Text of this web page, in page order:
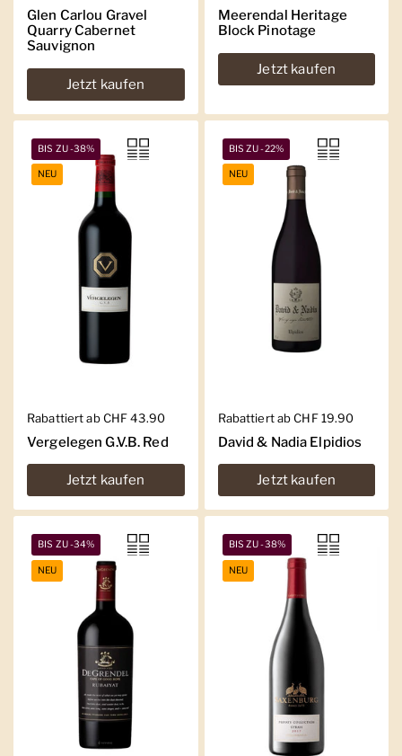
Glen Carlou Gravel
Quarry Cabernet
Sauvignon
Jetzt kaufen
Meerendal Heritage
Block Pinotage
Jetzt kaufen
Regulärer Preis
Rabattiert ab CHF 43.90
Vergelegen G.V.B. Red
Jetzt kaufen
BIS ZU -38%
NEU
Regulärer Preis
Rabattiert ab CHF 19.90
David & Nadia Elpidios
Jetzt kaufen
BIS ZU -22%
NEU
BIS ZU -34%
NEU
BIS ZU -38%
NEU